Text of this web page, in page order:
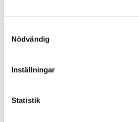
Nödvändig
Inställningar
Statistik
Söndag 9 Augusti Kl 12:30